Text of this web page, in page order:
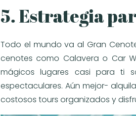
5. Estrategia
Todo el mundo va al Gran
cenotes como Calavera o Car
mágicos lugares casi para ti
espectaculares. Aún mejor-
costosos tours organizados y